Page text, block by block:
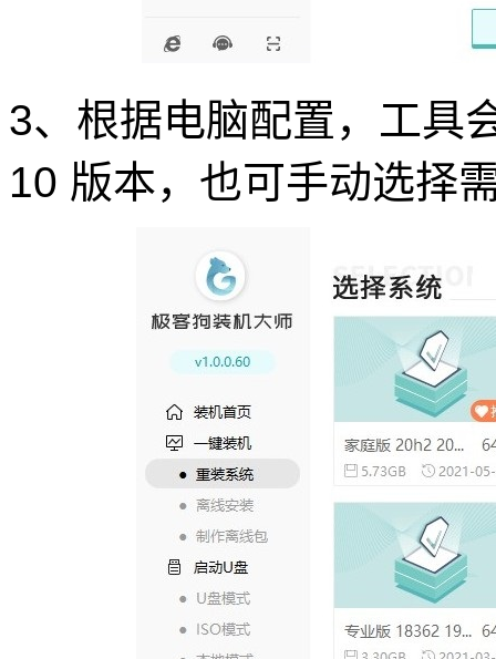
3、根据电脑配置，工具
10 版本，也可手动选择